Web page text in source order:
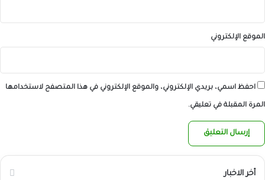
الموقع الإلكتروني
احفظ اسمي، بريدي الإلكتروني، والموقع الإلكتروني في هذا المتصفح لاستخدامها
المرة المقبلة في تعليقي.
أخر الاخبار